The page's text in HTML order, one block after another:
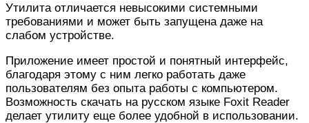
Утилита отличается невысокими системными
требованиями и может быть запущена даже на
слабом устройстве.
Приложение имеет простой и понятный интерфейс,
благодаря этому с ним легко работать даже
пользователям без опыта работы с компьютером.
Возможность скачать на русском языке Foxit Reader
делает утилиту еще более удобной в использовании.